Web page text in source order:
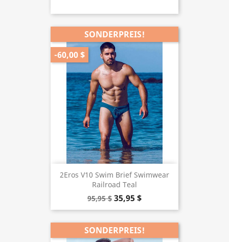
2Eros V10 Swim Brief Swimwear
Railroad Teal
95,95 $ 35,95 $
SONDERPREIS!
-60,00 $
SONDERPREIS!